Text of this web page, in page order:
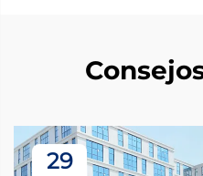
29